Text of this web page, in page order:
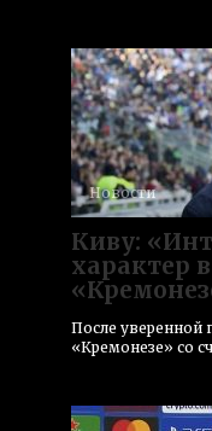
Новости
Киву:
характер
После уверенной
«Кремонезе» со